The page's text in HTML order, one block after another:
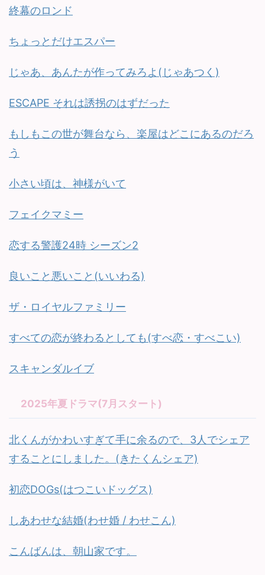
終幕のロンド
ちょっとだけエスパー
じゃあ、あんたが作ってみろよ(じゃあつく)
ESCAPE それは誘拐のはずだった
もしもこの世が舞台なら、楽屋はどこにあるのだろ
う
小さい頃は、神様がいて
フェイクマミー
恋する警護24時 シーズン2
良いこと悪いこと(いいわる)
ザ・ロイヤルファミリー
すべての恋が終わるとしても(すべ恋・すべこい)
スキャンダルイブ
2025年夏ドラマ(7月スタート)
北くんがかわいすぎて手に余るので、3人でシェア
することにしました。(きたくんシェア)
初恋DOGs(はつこいドッグス)
しあわせな結婚(わせ婚 / わせこん)
こんばんは、朝山家です。